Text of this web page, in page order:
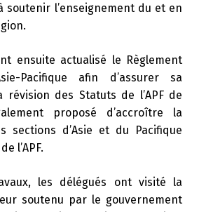
soutenir l’enseignement du et en
ensuite actualisé le Règlement
Pacifique afin d’assurer sa
révision des Statuts de l’APF de
proposé d’accroître la
sections d’Asie et du Pacifique
l’APF.
les délégués ont visité la
soutenu par le gouvernement